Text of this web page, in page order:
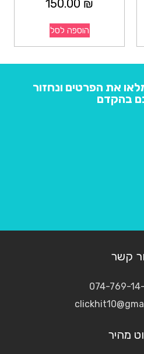
150.00 ₪
הוספה לסל
את הפרטים ונחזור
בהקדם
קשר
074-769-
מהיר